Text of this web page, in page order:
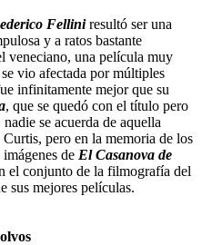
Felliniresultó ser una
y a ratos bastante
veneciano, una película muy
vio afectada por múltiples
infinitamente mejor que su
, que se quedó con el título pero
se acuerda de aquella
pero en la memoria de los
de El Casanova de
el conjunto de la filmografía del
sus mejores películas.